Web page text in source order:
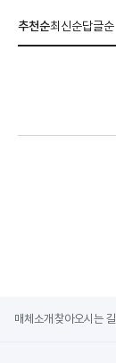
추천순최신순답글순
매체소개 찾아오시는 길